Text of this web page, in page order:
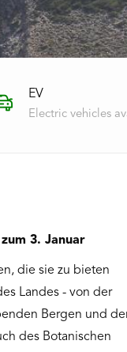
EV
Electric vehicles
3. Januar
die sie zu bieten
Landes - von der
Bergen und
des Botanischen